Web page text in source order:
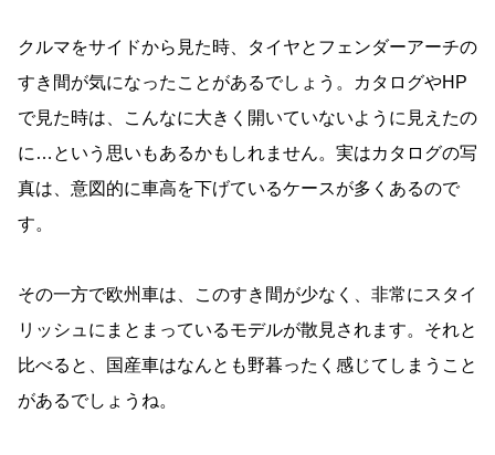
クルマをサイドから見た時、タイヤとフェンダーアーチの
すき間が気になったことがあるでしょう。カタログやHP
で見た時は、こんなに大きく開いていないように見えたの
に…という思いもあるかもしれません。実はカタログの写
真は、意図的に車高を下げているケースが多くあるので
す。
その一方で欧州車は、このすき間が少なく、非常にスタイ
リッシュにまとまっているモデルが散見されます。それと
比べると、国産車はなんとも野暮ったく感じてしまうこと
があるでしょうね。